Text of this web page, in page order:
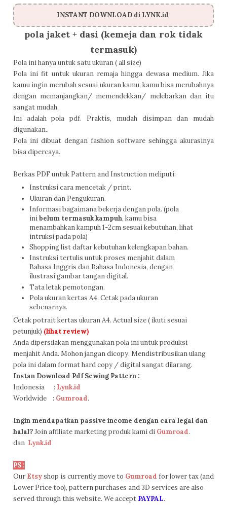
INSTANT DOWNLOAD di LYNK.id
pola jaket + dasi (kemeja dan rok tidak
termasuk)
Pola ini hanya untuk satu ukuran ( all size)
Pola ini fit untuk ukuran remaja hingga dewasa medium. Jika
kamu ingin merubah sesuai ukuran kamu, kamu bisa merubahnya
dengan memanjangkan/ memendekkan/ melebarkan dan itu
sangat mudah.
Ini adalah pola pdf. Praktis, mudah disimpan dan mudah
digunakan..
Pola ini dibuat dengan fashion software sehingga akurasinya
bisa dipercaya.
Berkas PDF untuk Pattern and Instruction meliputi:
Instruksi cara mencetak / print.
Ukuran dan Pengukuran.
Informasi bagaimana bekerja dengan pola. (pola
inibelum termasuk kampuh, kamu bisa
menambahkan kampuh 1-2cm sesuai kebutuhan, lihat
intruksi pada pola)
Shopping list daftar kebutuhan kelengkapan bahan.
Instruksi tertulis untuk proses menjahit dalam
Bahasa Inggris dan Bahasa Indonesia, dengan
ilustrasi gambar tangan digital.
Tata letak pemotongan.
Pola ukuran kertas A4. Cetak pada ukuran
sebenarnya.
Cetak potrait kertas ukuran A4. Actual size ( ikuti sesuai
petunjuk) (lihat review)
Anda dipersilakan menggunakan pola ini untuk produksi
menjahit Anda. Mohon jangan dicopy. Mendistribusikan ulang
pola ini dalam format hard copy / digital sangat dilarang.
Instan Download Pdf Sewing Pattern :
Indonesia
: Lynk.id
Worldwide
: Gumroad.
Ingin mendapatkan passive income dengan cara legal dan
halal?Join affiliate marketing produk kami di Gumroad.
dan Lynk.id
PS :
Our Etsyshop is currently move to Gumroad for lower tax (and
Lower Price too), pattern purchases and 3D services are also
served through this website. We accept PAYPAL.